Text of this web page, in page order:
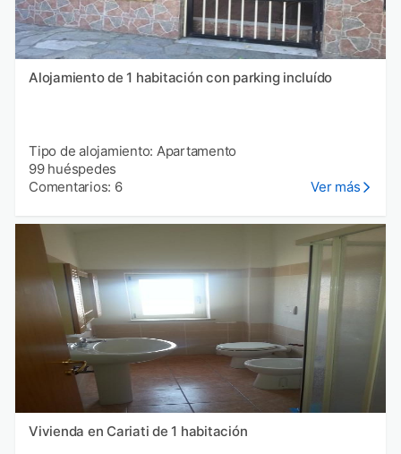
Alojamiento de 1 habitación con parking incluído
Tipo de alojamiento: Apartamento
99 huéspedes
Comentarios: 6
Ver más
Vivienda en Cariati de 1 habitación